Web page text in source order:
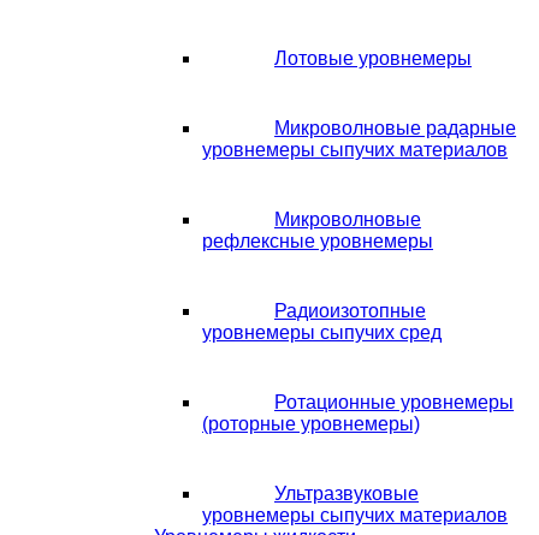
Лотовые уровнемеры
Микроволновые радарные
уровнемеры сыпучих материалов
Микроволновые
рефлексные уровнемеры
Радиоизотопные
уровнемеры сыпучих сред
Ротационные уровнемеры
(роторные уровнемеры)
Ультразвуковые
уровнемеры сыпучих материалов